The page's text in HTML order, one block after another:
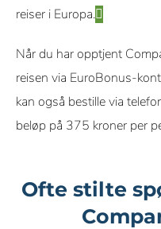
reiser i Europa.
Når du har opptjent
reisen via EuroBonus-
kan også bestille via
beløp på 375 kroner per
Ofte stilte